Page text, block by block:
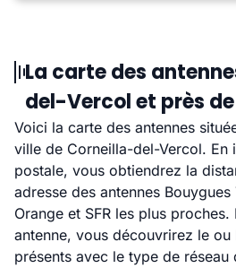
La carte des
del-Vercol et près
Voici la carte des antennes
ville de Corneilla-del-Vercol. En
postale, vous obtiendrez la
adresse des antennes Bouygues
Orange et SFR les plus
antenne, vous découvrirez le ou
présents avec le type de réseau